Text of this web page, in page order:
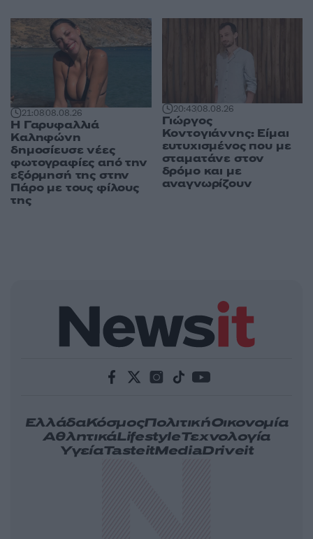
21:0808.08.26
Η Γαρυφαλλιά
Καληφώνη
δημοσίευσε νέες
φωτογραφίες από την
εξόρμησή της στην
Πάρο με τους φίλους
της
20:4308.08.26
Γιώργος
Κοντογιάννης: Είμαι
ευτυχισμένος που με
σταματάνε στον
δρόμο και με
αναγνωρίζουν
ΕλλάδαΚόσμοςΠολιτικήΟικονομία
ΑθλητικάLifestyleΤεχνολογία
ΥγείαTasteitMediaDriveit